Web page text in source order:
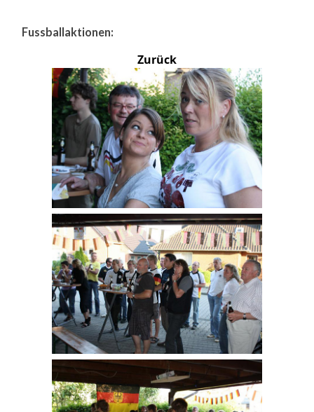
Fussballaktionen:
Zurück